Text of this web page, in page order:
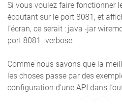
Si vous voulez faire fonctionner
écoutant sur le port 8081, et
l’écran, ce serait : java -jar
port 8081 -verbose
Comme nous savons que la
les choses passe par des
configuration d’une API dans